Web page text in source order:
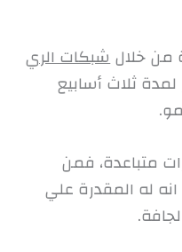
من خلالشبكات الري
ثلاث أسابيع
متباعدة، فمن
له المقدرة علي